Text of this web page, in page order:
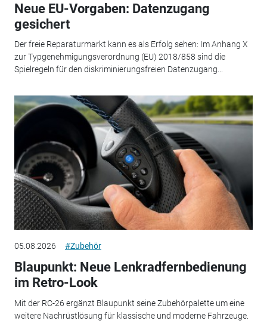
Neue EU-Vorgaben: Datenzugang
gesichert
Der freie Reparaturmarkt kann es als Erfolg sehen: Im Anhang X
zur Typgenehmigungsverordnung (EU) 2018/858 sind die
Spielregeln für den diskriminierungsfreien Datenzugang...
05.08.2026 #Zubehör
Blaupunkt: Neue Lenkradfernbedienung
im Retro-Look
Mit der RC-26 ergänzt Blaupunkt seine Zubehörpalette um eine
weitere Nachrüstlösung für klassische und moderne Fahrzeuge.